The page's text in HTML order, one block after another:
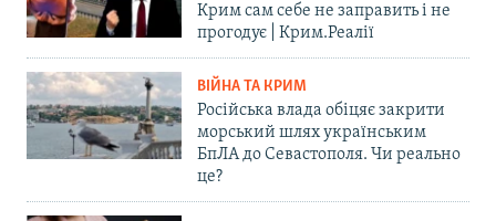
Крим сам себе не заправить і не
прогодує | Крим.Реалії
ВІЙНА ТА КРИМ
Російська влада обіцяє закрити
морський шлях українським
БпЛА до Севастополя. Чи реально
це?